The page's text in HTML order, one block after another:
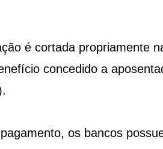
é cortada propriamente
concedido a
os bancos